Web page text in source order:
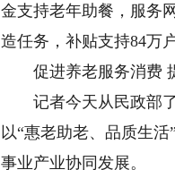
金支持老年助餐，服务
造任务，补贴支持84万
促进养老服务消费
记者今天从民政部了
以“惠老助老、品质生
事业产业协同发展。